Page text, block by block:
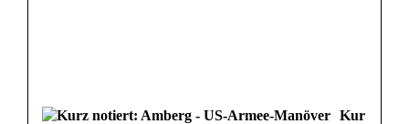
Kur